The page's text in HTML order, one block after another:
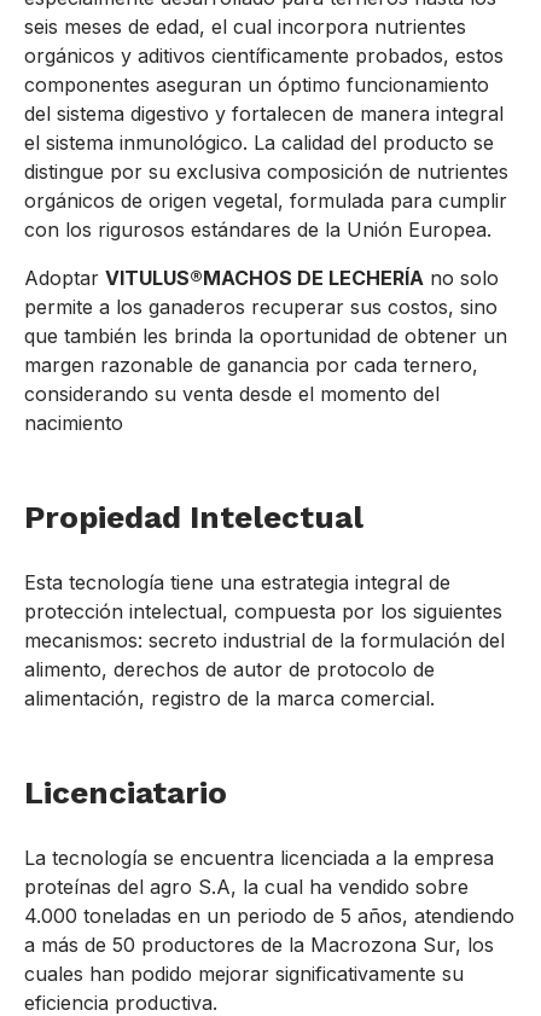
seis meses de edad, el cual incorpora nutrientes
orgánicos y aditivos científicamente probados, estos
componentes aseguran un óptimo funcionamiento
del sistema digestivo y fortalecen de manera integral
el sistema inmunológico. La calidad del producto se
distingue por su exclusiva composición de nutrientes
orgánicos de origen vegetal, formulada para cumplir
con los rigurosos estándares de la Unión Europea.
Adoptar VITULUS®MACHOS DE LECHERÍA no solo
permite a los ganaderos recuperar sus costos, sino
que también les brinda la oportunidad de obtener un
margen razonable de ganancia por cada ternero,
considerando su venta desde el momento del
nacimiento
Propiedad Intelectual
Esta tecnología tiene una estrategia integral de
protección intelectual, compuesta por los siguientes
mecanismos: secreto industrial de la formulación del
alimento, derechos de autor de protocolo de
alimentación, registro de la marca comercial.
Licenciatario
La tecnología se encuentra licenciada a la empresa
proteínas del agro S.A, la cual ha vendido sobre
4.000 toneladas en un periodo de 5 años, atendiendo
a más de 50 productores de la Macrozona Sur, los
cuales han podido mejorar significativamente su
eficiencia productiva.